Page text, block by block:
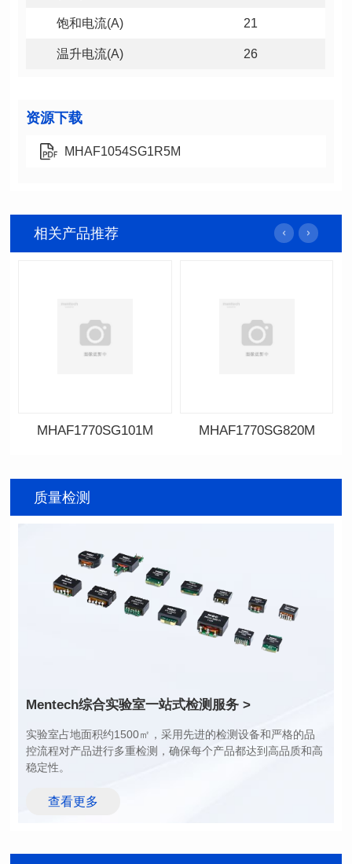
饱和电流(A) 21
温升电流(A) 26
资源下载
MHAF1054SG1R5M
相关产品推荐
SERIES
高(mm): 6.8±0.2
电感值(μH): 100.0±20%
最大直流电阻(mΩ): 98
MHAF1770SG101M
电感值(μH): 82.0±20%
最大直流电阻(mΩ): 92
饱和电流(A): 7
温升电流(A): 7
MHAF1770SG820M
质量检测
Mentech综合实验室一站式检测服务 >
稳定性。
查看更多